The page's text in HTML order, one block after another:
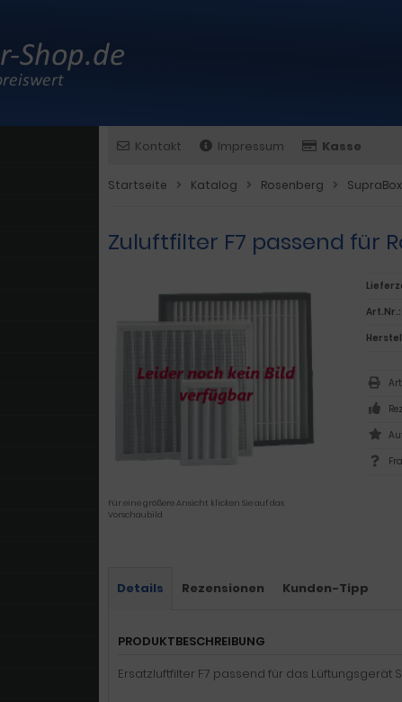
Kontakt Impressum Kasse
Startseite Katalog Rosenberg SupraBox
Zuluftfilter F7 passend für
Für eine größere Ansicht klicken Sie auf das
Vorschaubild
Art.Nr.:
Details Rezensionen Kunden-Tipp
PRODUKTBESCHREIBUNG
Ersatzluftfilter F7 passend für das Lüftungsgerät